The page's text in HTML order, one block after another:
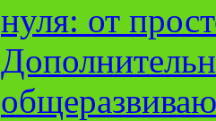
нуля: от